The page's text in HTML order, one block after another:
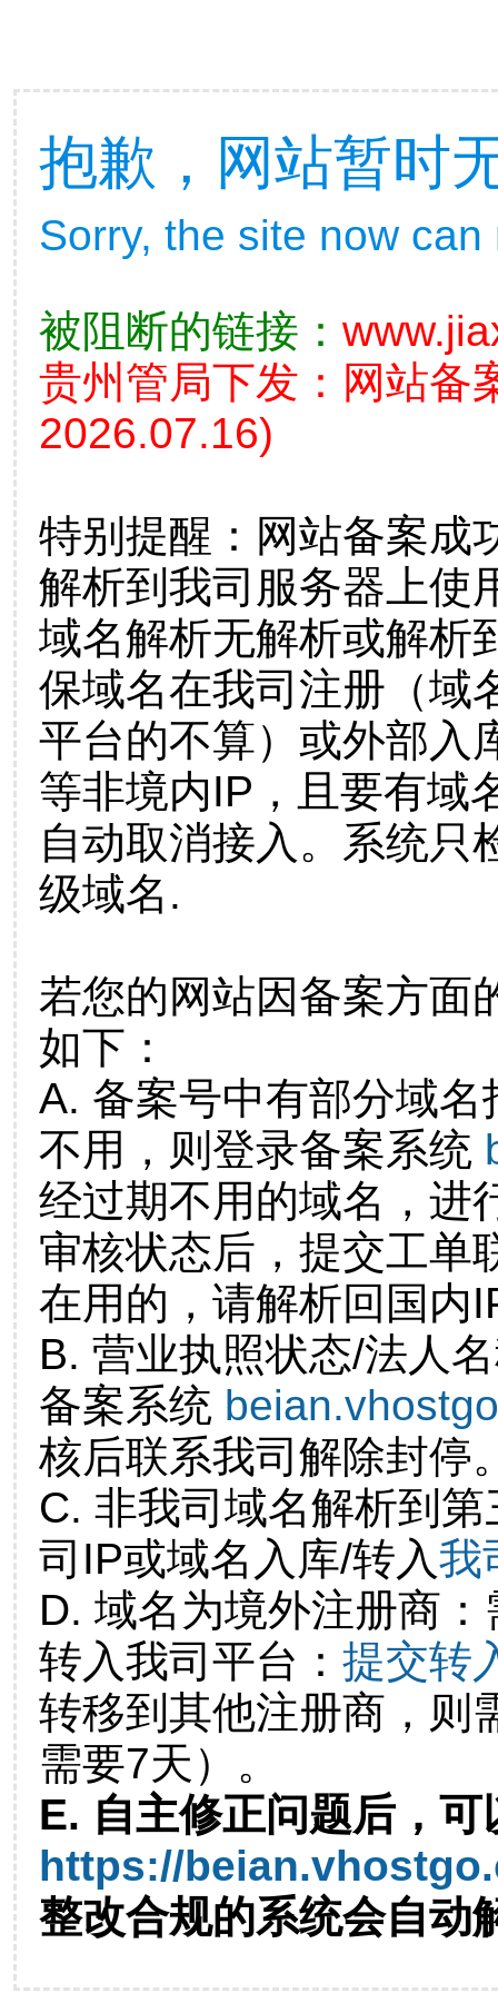
抱歉，网站暂时
Sorry, the site now
被阻断的链接：
贵州管局下发：网站备
2026.07.16)
特别提醒：网站备案成
解析到我司服务器上使
域名解析无解析或解析
保域名在我司注册（域
平台的不算）或外部入
等非境内IP，且要有域
自动取消接入。系统只
级域名.
若您的网站因备案方面
如下：
A. 备案号中有部分域
不用，则登录备案系统
经过期不用的域名，进
审核状态后，提交工单
在用的，请解析回国内
B. 营业执照状态/法人
备案系统
核后联系我司解除封停
C. 非我司域名解析到
司IP或域名入库/转入我
D. 域名为境外注册商
转入我司平台： 提交转
转移到其他注册商，则
需要7天）。
E. 自主修正问题后，可
https://
整改合规的系统会自动